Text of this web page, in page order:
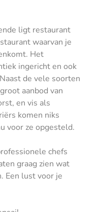
ligt restaurant
waarvan je
Het
ingericht en ook
de vele soorten
aanbod van
en vis als
komen niks
voor ze opgesteld.
chefs
graag zien wat
Een lust voor je